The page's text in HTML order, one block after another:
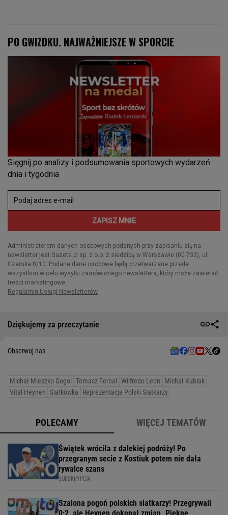
Dziękujemy za przeczytanie
Obserwuj nas
Michał Mieszko Gogol Tomasz Fornal Wilfredo Leon
Michał Kubiak
Vital Heynen Siatkówka Reprezentacja Polski Siatkarzy
POLECAMY WIĘCEJ TEMATÓW
Świątek wróciła z dalekiej podróży! Po
przegranym secie z Kostiuk potem nie dała
rywalce szans
SUBSKRYPCJA
Szalona pogoń polskich siatkarzy! Przegrywali